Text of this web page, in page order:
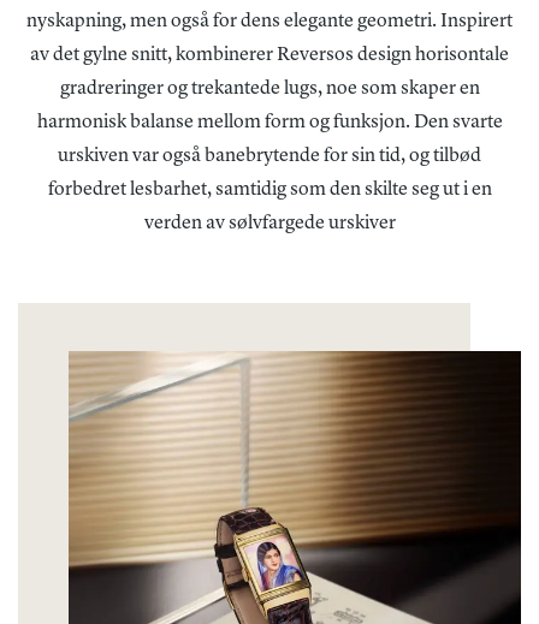
nyskapning, men også for dens elegante geometri. Inspirert
av det gylne snitt, kombinerer Reversos design horisontale
gradreringer og trekantede lugs, noe som skaper en
harmonisk balanse mellom form og funksjon. Den svarte
urskiven var også banebrytende for sin tid, og tilbød
forbedret lesbarhet, samtidig som den skilte seg ut i en
verden av sølvfargede urskiver​